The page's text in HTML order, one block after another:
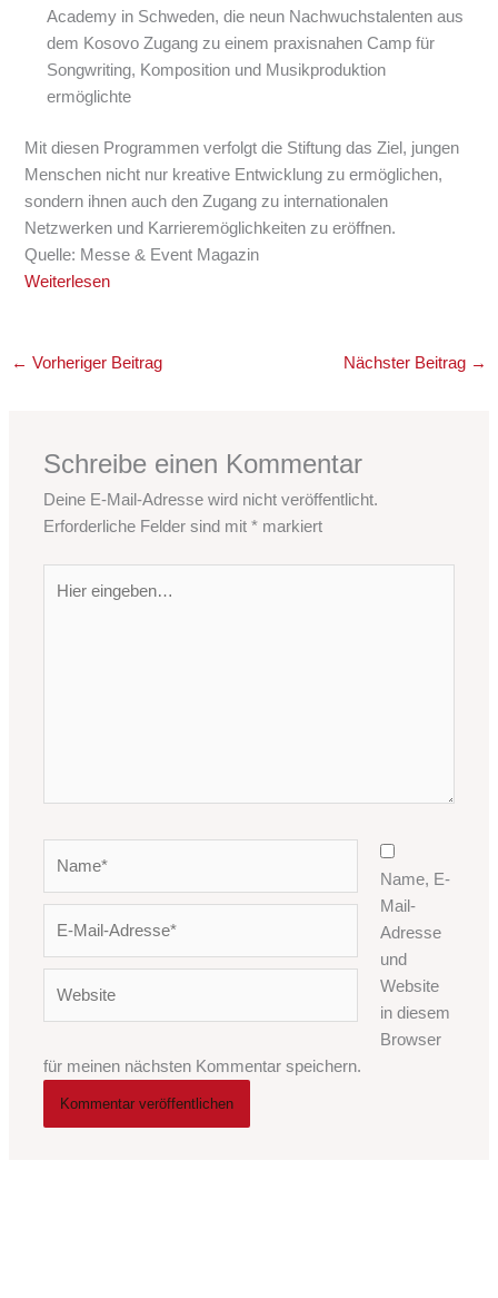
Academy in Schweden, die neun Nachwuchstalenten aus
dem Kosovo Zugang zu einem praxisnahen Camp für
Songwriting, Komposition und Musikproduktion
ermöglichte
Mit diesen Programmen verfolgt die Stiftung das Ziel, jungen
Menschen nicht nur kreative Entwicklung zu ermöglichen,
sondern ihnen auch den Zugang zu internationalen
Netzwerken und Karrieremöglichkeiten zu eröffnen.
Quelle: Messe & Event Magazin
Weiterlesen
← Vorheriger Beitrag Nächster Beitrag →
Schreibe einen Kommentar
Deine E-Mail-Adresse wird nicht veröffentlicht.
Erforderliche Felder sind mit* markiert
eingeben…
Adresse*
Name, E-
Mail-
Adresse
und
Website
in diesem
Browser
für meinen nächsten Kommentar speichern.